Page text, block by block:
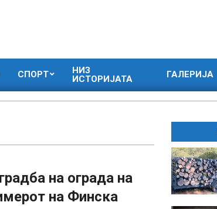
СПОРТ
НИЗ
ИСТОРИЈАТА
ГАЛЕРИЈА
на ограда на
на Финска